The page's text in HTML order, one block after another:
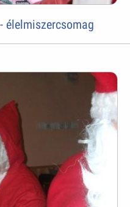
élelmiszercsomag